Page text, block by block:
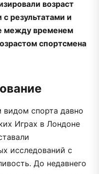
возраст
результатами и
между временем
спортсмена
спорта давно
Играх в Лондоне
исследований с
До недавнего